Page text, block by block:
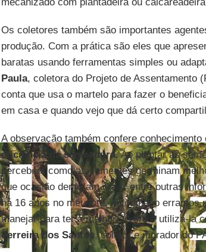
Os coletores também são importantes
produção. Com a prática são eles que
baratas usando ferramentas simples ou
Paula, coletora do Projeto de Assentamento
conta que usa o martelo para fazer o
em casa e quando vejo que dá certo
A observação também confere
eficiência da semeadura. Ao plantar as
percebem como as sementes germinam
que ocasião demoram mais, entre outras
há 16 anos no meu lote, no começo erramos
manejar para ter a melhor árvore e utilizá-la
Ferreira dos Santos, coletor e morador do